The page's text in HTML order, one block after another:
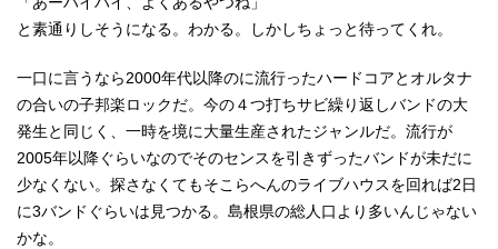
と素通りしそうになる。わかる。しかしちょっと待ってくれ。
一口に言うなら2000年代以降のに流行ったハードコアとオルタナ
の合いの子邦楽ロックだ。今の４つ打ちサビ繰り返しバンドの大
発生と同じく、一時を境に大量生産されたジャンルだ。流行が
2005年以降ぐらいなのでそのセンスを引きずったバンドが未だに
少なくない。探さなくてもそこらへんのライブハウスを回れば2日
に3バンドぐらいは見つかる。島根県の総人口より多いんじゃない
かな。